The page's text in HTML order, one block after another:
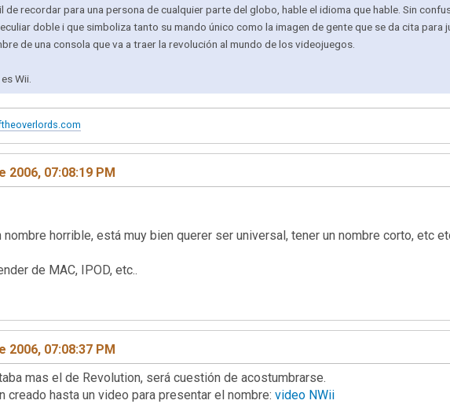
de recordar para una persona de cualquier parte del globo, hable el idioma que hable. Sin
doble i que simboliza tanto su mando único como la imagen de gente que se da cita para
de una consola que va a traer la revolución al mundo de los videojuegos.
Wii.
2006, 07:08:19 PM
nombre horrible, está muy bien querer ser universal, tener un nombre corto, etc
de MAC, IPOD, etc..
2006, 07:08:37 PM
mas el de Revolution, será cuestión de acostumbrarse.
creado hasta un video para presentar el nombre: video NWii